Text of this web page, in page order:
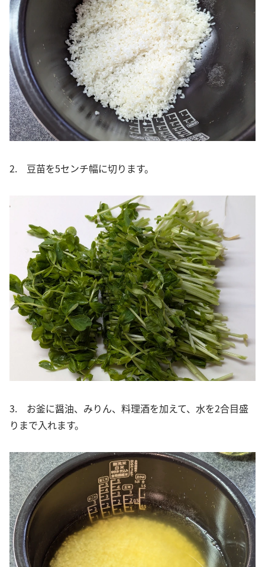
2. 豆苗を5センチ幅に切ります。
3. お釜に醤油、みりん、料理酒を加えて、水を2合目盛
りまで入れます。